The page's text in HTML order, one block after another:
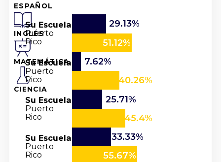
ESPAÑOL
INGLÉS
MATEMÁTICA
CIENCIA
Su Escuela
Puerto
Rico
29.13%
51.12%
Su Escuela
Puerto
Rico
7.62%
40.26%
Su Escuela
Puerto
Rico
25.71%
45.4%
Su Escuela
Puerto
Rico
33.33%
55.67%